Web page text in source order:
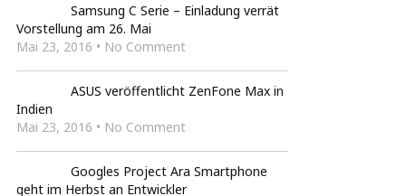
Samsung C Serie – Einladung verrät
Vorstellung am 26. Mai
Mai 23, 2016 • No Comment
ASUS veröffentlicht ZenFone Max in
Indien
Mai 23, 2016 • No Comment
Googles Project Ara Smartphone
geht im Herbst an Entwickler